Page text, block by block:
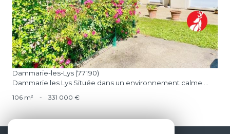
Dammarie-les-Lys (77190)
Dammarie les Lys Située dans un environnement calme ...
106 m² - 331 000 €